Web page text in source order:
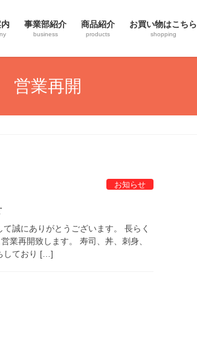
事業部紹介
business
商品紹介
products
お買い物はこちら
shopping
営業再開
お知らせ
誠にありがとうございます。 長らく
業再開致します。 寿司、丼、刺身、
しており […]